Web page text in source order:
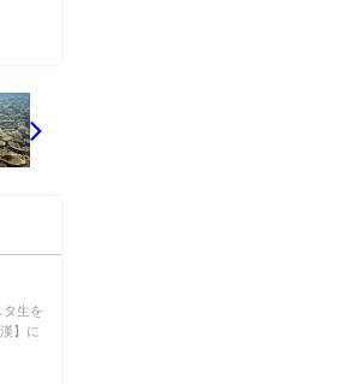
生を
】に